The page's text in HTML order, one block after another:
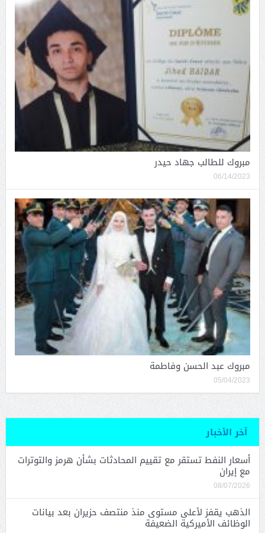
مبروك للطالب جهاد حيدر
06/14/2023
مبروك عبد الحسن وفاطمة
05/04/2023
آخر الأخبار
أسعار النفط تستقر مع تقييم المحادثات بشأن هرمز والتوترات
مع إيران
08/07/2026
الذهب يقفز لأعلى مستوى منذ منتصف حزيران بعد بيانات
الوظائف الأميركية الضعيفة